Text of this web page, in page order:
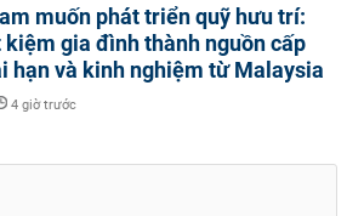
muốn phát triển quỹ hưu trí:
gia đình thành nguồn cấp
hạn và kinh nghiệm từ Malaysia
4 giờ trước